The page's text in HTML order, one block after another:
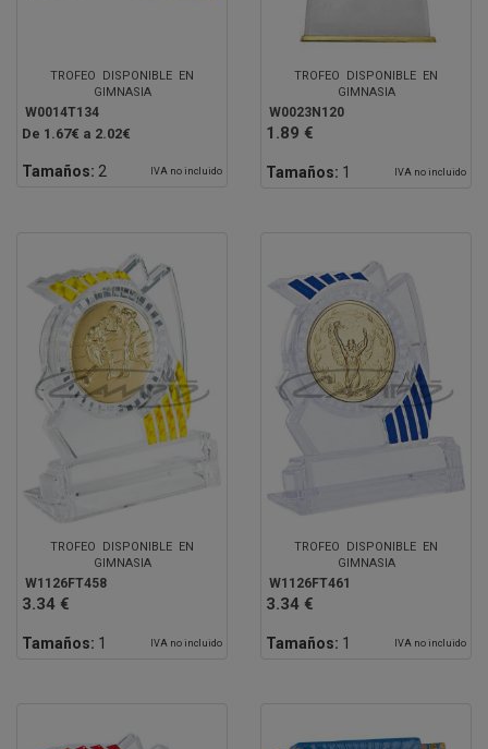
TROFEO DISPONIBLE EN
GIMNASIA
W0014T134
De 1.67€ a 2.02€
Tamaños: 2 IVA no incluido
TROFEO DISPONIBLE EN
GIMNASIA
W0023N120
1.89 €
Tamaños: 1 IVA no incluido
TROFEO DISPONIBLE EN
GIMNASIA
W1126FT458
3.34 €
Tamaños: 1 IVA no incluido
TROFEO DISPONIBLE EN
GIMNASIA
W1126FT461
3.34 €
Tamaños: 1 IVA no incluido